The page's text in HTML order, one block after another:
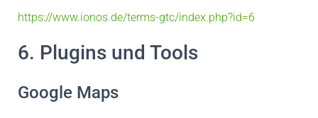
https://www.ionos.de/terms-gtc/index.php?id=6
6. Plugins und Tools
Google Maps